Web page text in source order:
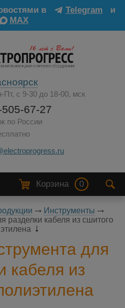
в Telegram
и
MAX
с 9-30 до 18-00, мск
67-27
по России
Корзина 0
Инструменты
разделки кабеля из сшитого
для
кабеля из